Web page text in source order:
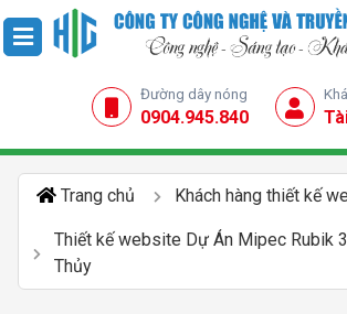
Đường dây nóng
0904.945.840
Trang chủ Khách hàng thiết kế
Thiết kế website Dự Án Mipec Rubik
Thủy